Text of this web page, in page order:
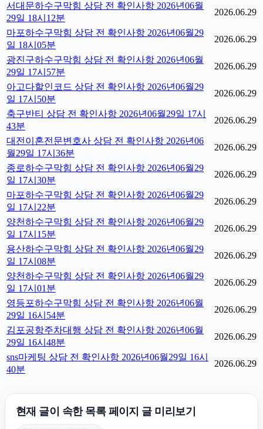
서대문하수구막힘 상담 전 확인사항 2026년06월
29일 18시12분
2026.06.29
마포하수구막힘 상담 전 확인사항 2026년06월29
일 18시05분
2026.06.29
광진구하수구막힘 상담 전 확인사항 2026년06월
29일 17시57분
2026.06.29
아고다할인코드 상담 전 확인사항 2026년06월29
일 17시50분
2026.06.29
축구반티 상담 전 확인사항 2026년06월29일 17시
43분
2026.06.29
대전이혼전문변호사 상담 전 확인사항 2026년06
월29일 17시36분
2026.06.29
종로하수구막힘 상담 전 확인사항 2026년06월29
일 17시30분
2026.06.29
마포하수구막힘 상담 전 확인사항 2026년06월29
일 17시22분
2026.06.29
양천하수구막힘 상담 전 확인사항 2026년06월29
일 17시15분
2026.06.29
용산하수구막힘 상담 전 확인사항 2026년06월29
일 17시08분
2026.06.29
양천하수구막힘 상담 전 확인사항 2026년06월29
일 17시01분
2026.06.29
영등포하수구막힘 상담 전 확인사항 2026년06월
29일 16시54분
2026.06.29
김포공항주차대행 상담 전 확인사항 2026년06월
29일 16시48분
2026.06.29
sns마케팅 상담 전 확인사항 2026년06월29일 16시
40분
2026.06.29
현재 글이 속한 목록 페이지 글 미리보기